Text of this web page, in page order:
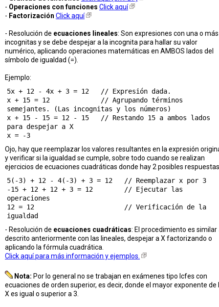
- Operaciones con funciones Click aquí
- Factorización Click aquí
- Resolución de ecuaciones lineales: Son expresiones con una o más
incognitas y se debe despejar a la incognita para hallar su valor
numérico, aplicando operaciones matemáticas en AMBOS lados del
símbolo de igualdad (=).
Ejemplo:
5x + 12 - 4x + 3 = 12   // Expresión dada.
x + 15 = 12             // Agrupando términos
semejantes. (Las incognitas y los números)
x + 15 - 15 = 12 - 15   // Restando 15 a ambos lados
para despejar a X
Ojo, hay que reemplazar los valores resultantes en la expresión
y verificar si la igualdad se cumple, sobre todo cuando se realizan
ejercicios de ecuaciones cuadráticas donde hay 2 posibles
5(-3) + 12 - 4(-3) + 3 = 12   // Reemplazar x por 3
-15 + 12 + 12 + 3 = 12        // Ejecutar las
operaciones
12 = 12                       // Verificación de la
- Resolución de ecuaciones cuadráticas: El procedimiento es similar
descrito anteriormente con las lineales, despejar a X factorizando o
aplicando la fórmula cuadrática.
Click aquí para más información y ejemplos.
Nota: Por lo general no se trabajan en exámenes tipo Icfes con
ecuaciones de orden superior, es decir, donde el mayor exponente de
X es igual o superior a 3.